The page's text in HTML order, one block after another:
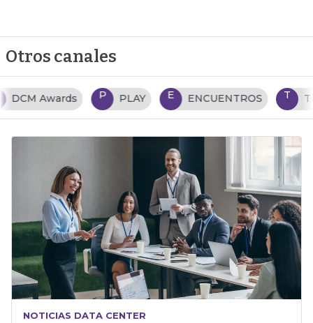
Otros canales
P PLAY E ENCUENTROS T TENDENCIAS TI
NOTICIAS DATA CENTER